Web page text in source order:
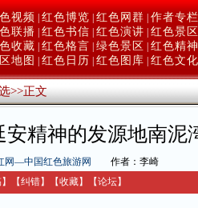
视频 红色博览 红色网群 作者专栏
联播 红色书信 红色演讲 红色景区
收藏 红色格言 绿色景区
红色精神
地图
红色日历 红色图库 红色文化
>>正文
安精神的发源地南泥
网—中国红色旅游网
作者：李崎
】 【纠错】 【收藏】 【论坛】